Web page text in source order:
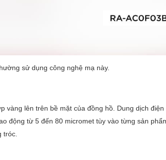
sử dụng công nghệ mạ này.
vàng lên trên bề mặt của đồng hồ. Dung dịch
động từ 5 đến 80 micromet tùy vào từng sản
tróc.